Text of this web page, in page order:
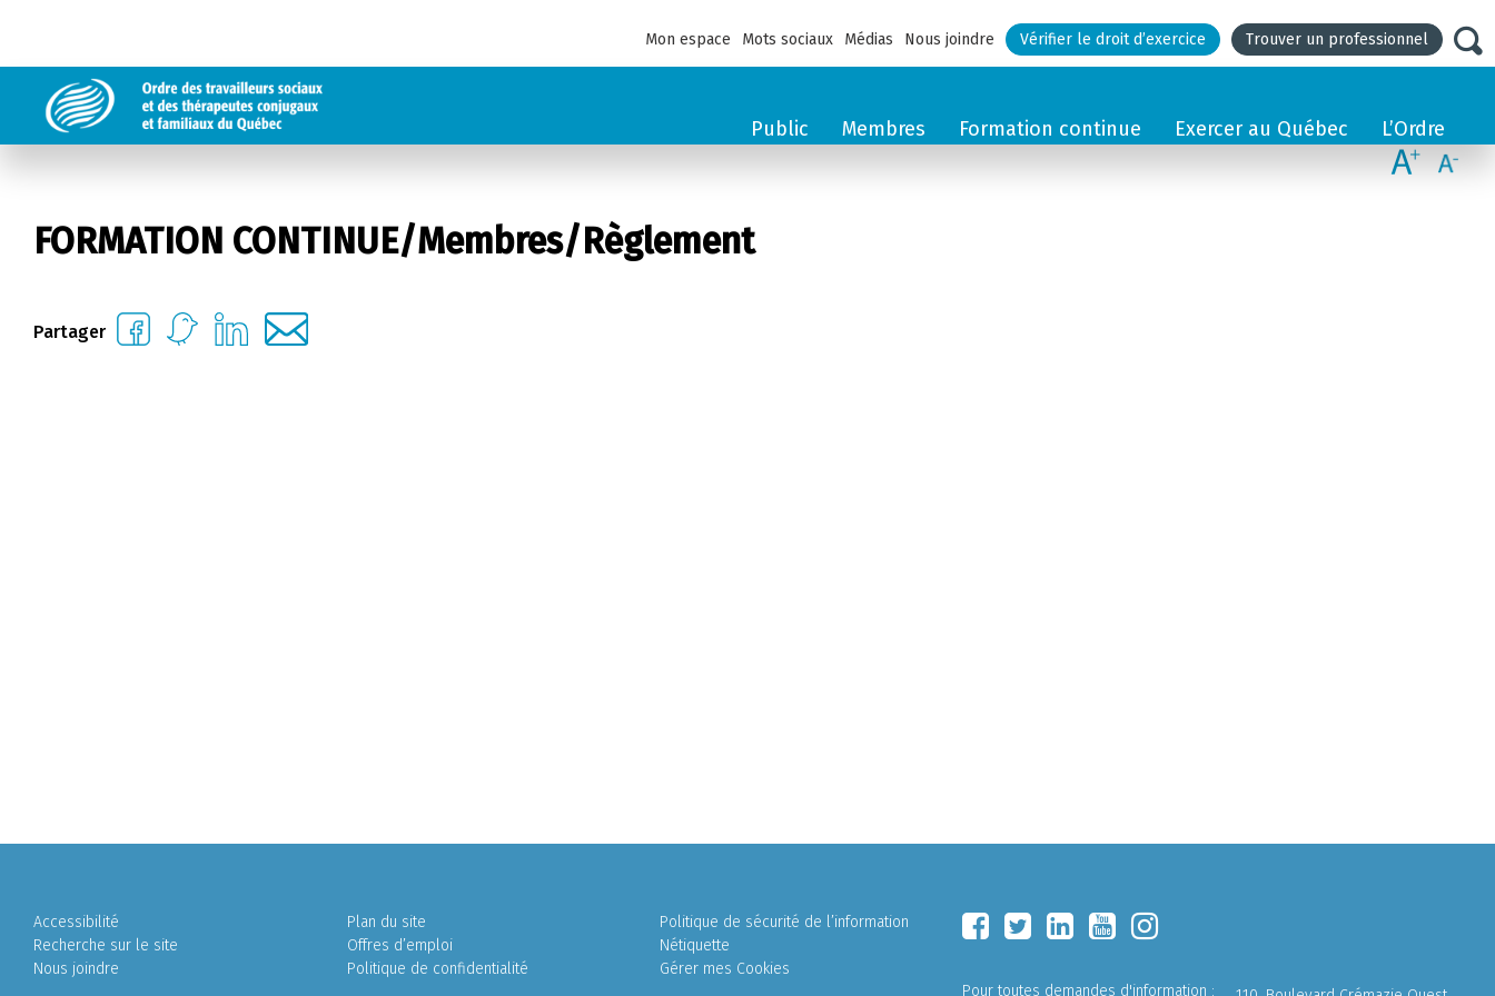
Mon espace Mots sociaux Médias Nous joindre Vérifier le droit d’exercice Trouver un professionnel
Public Membres Formation continue Exercer au Québec L’Ordre
FORMATION CONTINUE/Membres/Règlement
Partager
Accessibilité
Recherche sur le site
Nous joindre
Plan du site
Offres d’emploi
Politique de confidentialité
Politique de sécurité de l’information
Nétiquette
Gérer mes Cookies
Pour toutes demandes d'information :